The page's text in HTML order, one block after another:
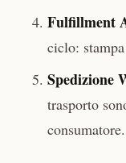
Fulfillment
ciclo:
Spedizione
trasporto